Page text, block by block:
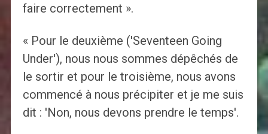
faire correctement ».
« Pour le deuxième ('Seventeen Going
Under'), nous nous sommes dépêchés de
le sortir et pour le troisième, nous avons
commencé à nous précipiter et je me suis
dit : 'Non, nous devons prendre le temps'.